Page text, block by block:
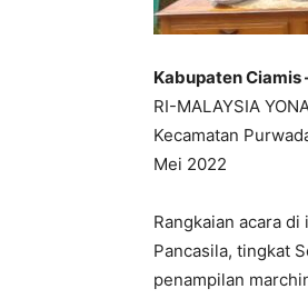
Kabupaten Ciamis
RI-MALAYSIA
Kecamatan
Mei 2022
Rangkaian acara
Pancasila, tingkat
penampilan